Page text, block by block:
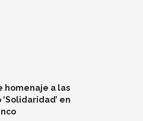
homenaje a las
en